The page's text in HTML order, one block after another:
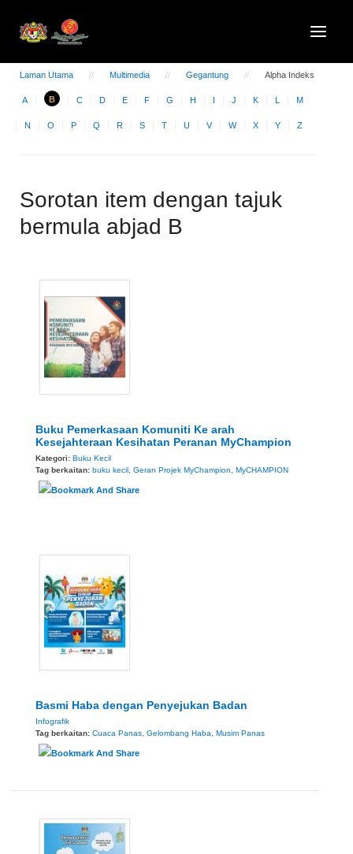
Laman Utama Multimedia Gegantung Alpha Indeks
A B C D E F G H I J K L M
N O P Q R S T U V W X Y Z
Sorotan item dengan tajuk
bermula abjad B
Buku Pemerkasaan Komuniti Ke arah
Kesejahteraan Kesihatan Peranan MyChampion
Kategori: Buku Kecil
Tag berkaitan: buku kecil, Geran Projek MyChampion, MyCHAMPION
Basmi Haba dengan Penyejukan Badan
Infografik
Tag berkaitan: Cuaca Panas Gelombang Haba Musim Panas